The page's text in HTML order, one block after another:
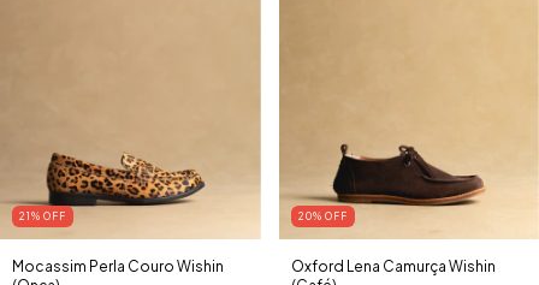
21 % OFF
Mocassim Perla Couro Wishin
20% OFF
Oxford Lena Camurça Wishin